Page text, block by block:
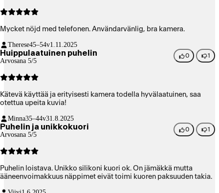
Mycket nöjd med telefonen. Användarvänlig, bra kamera.
Therese45–54v1.11.2025
Huippulaatuinen puhelin
Arvosana 5/5
0 1
Kätevä käyttää ja erityisesti kamera todella hyvälaatuinen, saa
otettua upeita kuvia!
Minna35–44v31.8.2025
Puhelin ja unikkokuori
Arvosana 5/5
0 1
Puhelin loistava. Unikko silikoni kuori ok. On jämäkkä mutta
ääneenvoimakkuus näppimet eivät toimi kuoren paksuuden takia.